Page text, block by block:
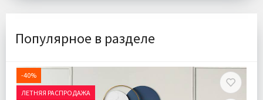
Популярное в разделе
-40%
ЛЕТНЯЯ РАСПРОДАЖА